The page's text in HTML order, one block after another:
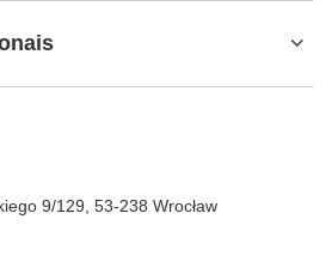
9/129 53-238 Wrocław